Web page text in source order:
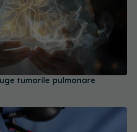
tumorile pulmonare